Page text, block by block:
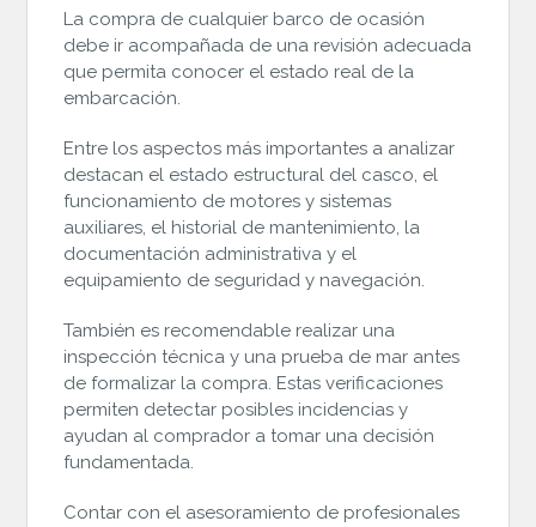
La compra de cualquier barco de ocasión
debe ir acompañada de una revisión adecuada
que permita conocer el estado real de la
embarcación.
Entre los aspectos más importantes a analizar
destacan el estado estructural del casco, el
funcionamiento de motores y sistemas
auxiliares, el historial de mantenimiento, la
documentación administrativa y el
equipamiento de seguridad y navegación.
También es recomendable realizar una
inspección técnica y una prueba de mar antes
de formalizar la compra. Estas verificaciones
permiten detectar posibles incidencias y
ayudan al comprador a tomar una decisión
fundamentada.
Contar con el asesoramiento de profesionales